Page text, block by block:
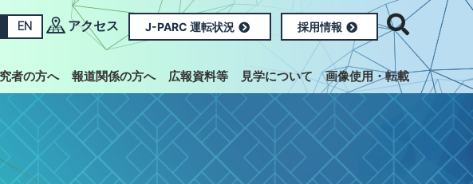
EN アクセス J-PARC 運転状況 採用情報
者の方へ 報道関係の方へ 広報資料等 見学について 画像使用・転載